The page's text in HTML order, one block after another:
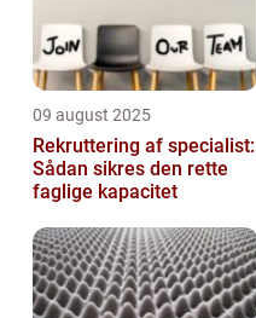
09 august 2025
Rekruttering af specialist:
Sådan sikres den rette
faglige kapacitet